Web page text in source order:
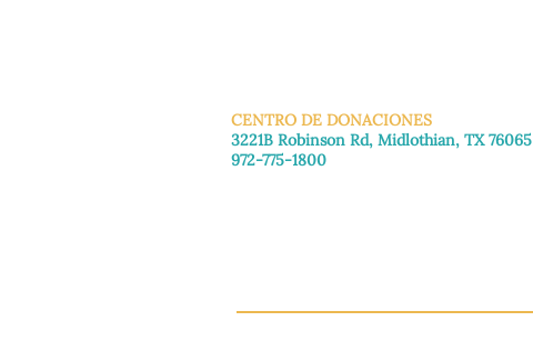
CENTRO DE DONACIONES
3221B Robinson Rd, Midlothian, TX 76065
972-775-1800